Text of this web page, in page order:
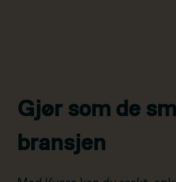
Gjør som de
bransjen